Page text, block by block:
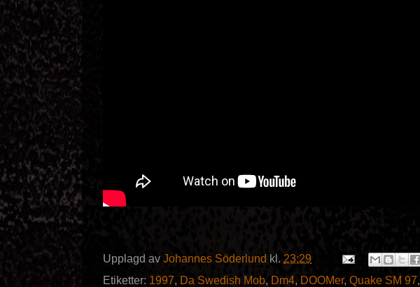
Upplagd av Johannes Söderlund kl. 23:29
Etiketter: 1997, Da Swedish Mob, Dm4, DOOMer, Quake SM 97,